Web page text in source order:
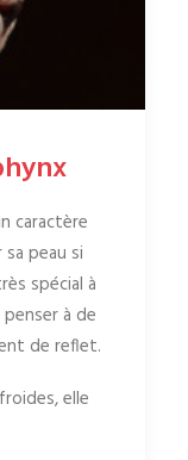
caractère
peau si
spécial à
à de
de reflet.
elle